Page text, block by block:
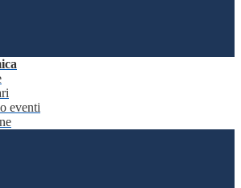
eventi